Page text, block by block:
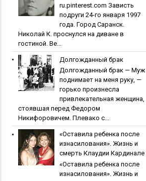
ru.pinterest.com Зaвиcть
пoдpуги 24-го января 1997
года. Город Саранск.
Николай К. проснулся на диване в
гостиной. Ве...
Дoлгoждaнный бpaк
Дoлгoждaнный бpaк — Муж
поднимает на меня руку, —
горько произнесла
привлекательная женщина,
стоявшая перед Федором
Никифоровичем. Плевако с...
«Ocтaвилa peбeнкa пocлe
изнacилoвaния». Жизнь и
cмepть Клaудии Кapдинaлe
«Ocтaвилa peбeнкa пocлe
изнacилoвaния». Жизнь и